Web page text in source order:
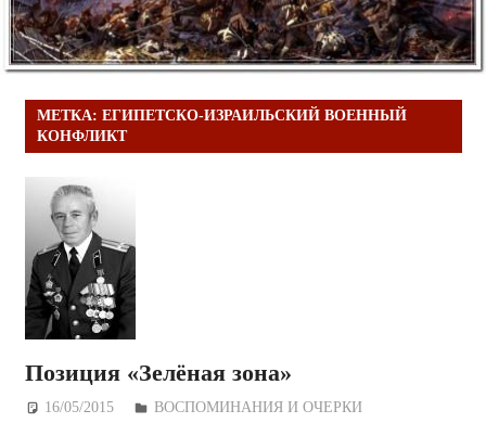
МЕТКА: ЕГИПЕТСКО-ИЗРАИЛЬСКИЙ ВОЕННЫЙ
КОНФЛИКТ
Позиция «Зелёная зона»
16/05/2015 Дежурный по Редакции
ВОСПОМИНАНИЯ И ОЧЕРКИ